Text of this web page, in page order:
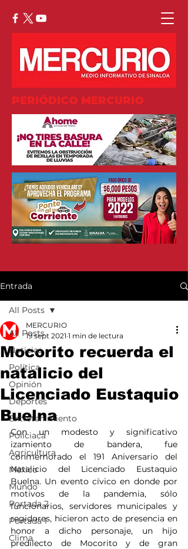
PERIÓDICO MERCURIO
Entrada
All Posts
Noticias
Política
Opinión
Deportes
Entretenimiento
Policiaca
Agricultura
México
Mundo
Portada 2
Portada 1
Clima
All Posts
Mocorito recuerda el
natalicio del
Licenciado Eustaquio
Buelna
MERCURIO
19 sept 2021 1 min de lectura
Con un modesto y significativo
izamiento de bandera, fue
conmemorado el 191 Aniversario del
Natalicio del Licenciado Eustaquio
Buelna. Un evento cívico en donde por
motivos de la pandemia, sólo
funcionarios, servidores municipales y
regidores, hicieron acto de presencia en
honor a dicho personaje, un hijo
predilecto de Mocorito y de gran